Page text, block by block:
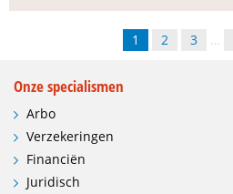
1 2 3 …
Onze specialismen
Arbo
Verzekeringen
Financiën
Juridisch